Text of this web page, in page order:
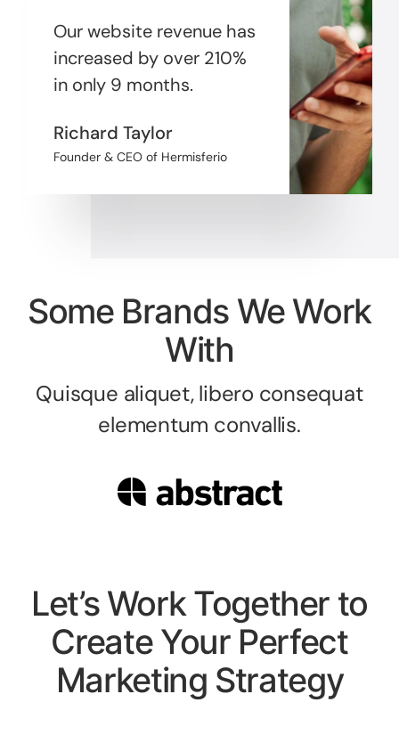
Our website revenue has
increased by over 210%
in only 9 months.
Richard Taylor
Founder & CEO of Hermisferio
Some Brands We Work
With
Quisque aliquet, libero consequat
elementum convallis.
Let’s Work Together to
Create Your Perfect
Marketing Strategy